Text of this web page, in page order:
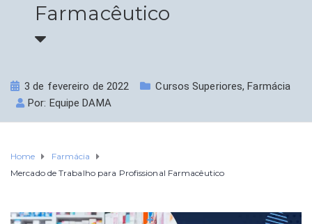
Farmacêutico
3 de fevereiro de 2022 Cursos Superiores,Farmácia
Por: Equipe DAMA
Home
Farmácia
Mercado de Trabalho para Profissional Farmacêutico